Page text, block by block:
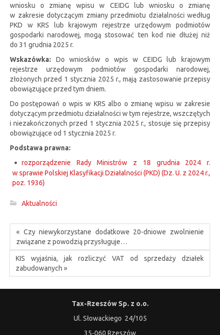
wniosku o zmianę wpisu w CEIDG lub wniosku o zmianę
w zakresie dotyczącym zmiany przedmiotu działalności według
PKD w KRS lub krajowym rejestrze urzędowym podmiotów
gospodarki narodowej, mogą stosować ten kod nie dłużej niż
do 31 grudnia 2025 r.
Wskazówka: Do wniosków o wpis w CEIDG lub krajowym
rejestrze urzędowym podmiotów gospodarki narodowej,
złożonych przed 1 stycznia 2025 r., mają zastosowanie przepisy
obowiązujące przed tym dniem.
Do postępowań o wpis w KRS albo o zmianę wpisu w zakresie
dotyczącym przedmiotu działalności w tym rejestrze, wszczętych
i niezakończonych przed 1 stycznia 2025 r., stosuje się przepisy
obowiązujące od 1 stycznia 2025 r.
Podstawa prawna:
rozporządzenie Rady Ministrów z 18 grudnia 2024 r.
w sprawie Polskiej Klasyfikacji Działalności (PKD) (Dz. U. z 2024 r.,
poz. 1936)
Aktualności
« Czy niewykorzystane dodatkowe 20-dniowe zwolnienie
związane z powodzią przysługuje…
KIS wyjaśnia, jak rozliczyć VAT od sprzedaży działek
zabudowanych »
Tax-Rzeszów Sp. z o.o.
Ul. Słowackiego 24/105
35-060 Rzeszów